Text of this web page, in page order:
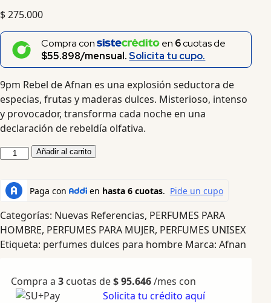
$275.000
Compra con en 6cuotas de
$55.898/mensual.Solicita tu cupo.
9pm Rebel de Afnan es una explosión seductora de
especias, frutas y maderas dulces. Misterioso, intenso
y provocador, transforma cada noche en una
declaración de rebeldía olfativa.
Añadir al carrito
Categorías: Nuevas Referencias, PERFUMES PARA
HOMBRE, PERFUMES PARA MUJER, PERFUMES UNISEX
Etiqueta: perfumes dulces para hombre Marca: Afnan
Compra a 3 cuotas de$95.646/mes con
Solicita tu crédito aquí